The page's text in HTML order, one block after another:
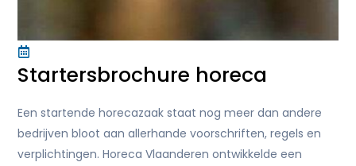
Startersbrochure horeca
Een startende horecazaak staat nog meer dan andere
bedrijven bloot aan allerhande voorschriften, regels en
verplichtingen. Horeca Vlaanderen ontwikkelde een